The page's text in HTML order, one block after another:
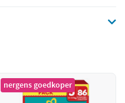
nergens goedkoper